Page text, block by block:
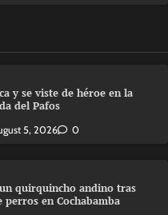
y se viste de héroe en la
del Pafos
5, 2026 0
quirquincho andino tras
en Cochabamba